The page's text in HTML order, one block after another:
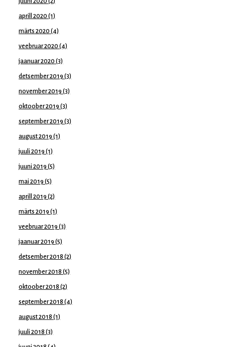
aprill 2020 (1)
märts 2020 (4)
veebruar 2020 (4)
jaanuar 2020 (3)
detsember 2019 (3)
november 2019 (3)
oktoober 2019 (3)
september 2019 (3)
august 2019 (1)
juuli 2019 (1)
juuni 2019 (5)
mai 2019 (5)
aprill 2019 (2)
märts 2019 (1)
veebruar 2019 (3)
jaanuar 2019 (5)
detsember 2018 (2)
november 2018 (5)
oktoober 2018 (2)
september 2018 (4)
august 2018 (1)
juuli 2018 (3)